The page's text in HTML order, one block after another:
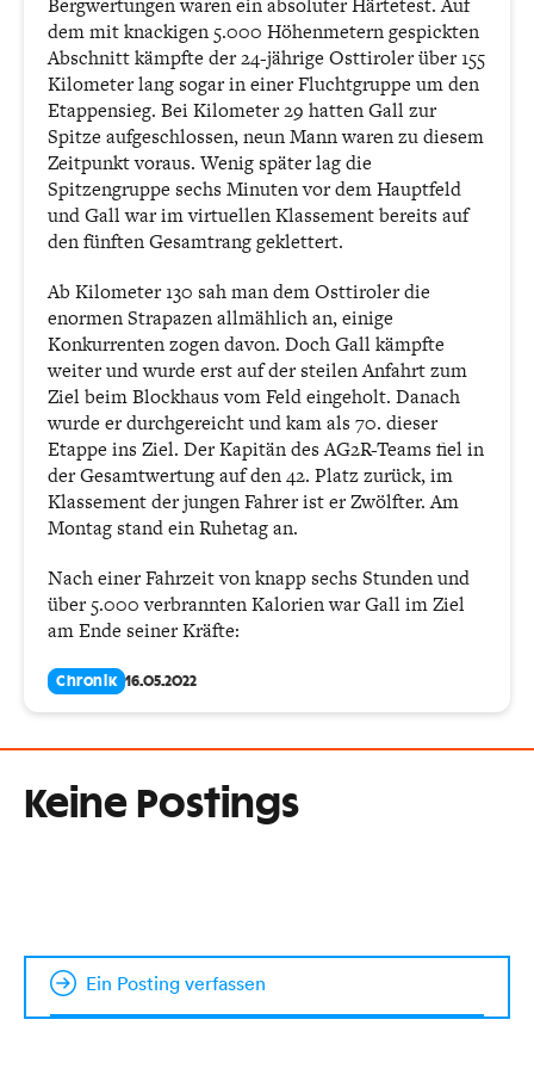
dem mit knackigen 5.000 Höhenmetern gespickten
Abschnitt kämpfte der 24-jährige Osttiroler über 155
Kilometer lang sogar in einer Fluchtgruppe um den
Etappensieg. Bei Kilometer 29 hatten Gall zur
Spitze aufgeschlossen, neun Mann waren zu diesem
Zeitpunkt voraus. Wenig später lag die
Spitzengruppe sechs Minuten vor dem Hauptfeld
und Gall war im virtuellen Klassement bereits auf
den fünften Gesamtrang geklettert.
Ab Kilometer 130 sah man dem Osttiroler die
enormen Strapazen allmählich an, einige
Konkurrenten zogen davon. Doch Gall kämpfte
weiter und wurde erst auf der steilen Anfahrt zum
Ziel beim Blockhaus vom Feld eingeholt. Danach
wurde er durchgereicht und kam als 70. dieser
Etappe ins Ziel. Der Kapitän des AG2R-Teams fiel in
der Gesamtwertung auf den 42. Platz zurück, im
Klassement der jungen Fahrer ist er Zwölfter. Am
Montag stand ein Ruhetag an.
Nach einer Fahrzeit von knapp sechs Stunden und
über 5.000 verbrannten Kalorien war Gall im Ziel
am Ende seiner Kräfte:
Chronik 16.05.2022
Keine Postings
Ein Posting verfassen